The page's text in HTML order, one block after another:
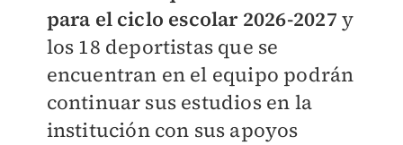
para el ciclo escolar 2026-2027 y
los 18 deportistas que se
encuentran en el equipo podrán
continuar sus estudios en la
institución con sus apoyos